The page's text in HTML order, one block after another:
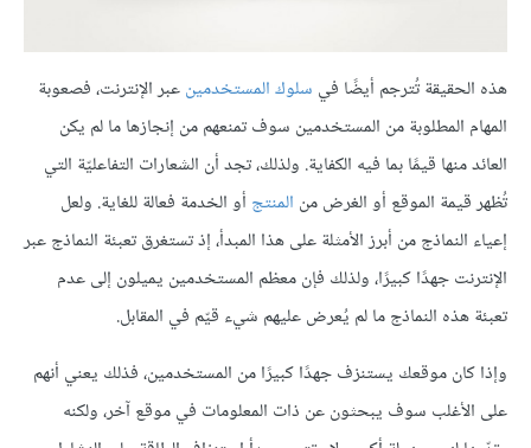
هذه الحقيقة تُترجم أيضًا في سلوك المستخدمينعبر الإنترنت، فصعوبة
المهام المطلوبة من المستخدمين سوف تمنعهم من إنجازها ما لم يكن
العائد منها قيمًا بما فيه الكفاية. ولذلك، تجد أن الشعارات التفاعليّة التي
تُظهر قيمة الموقع أو الغرض من المنتج أو الخدمة فعالة للغاية. ولعل
إعياء النماذج من أبرز الأمثلة على هذا المبدأ، إذ تستغرق تعبئة النماذج عبر
الإنترنت جهدًا كبيرًا، ولذلك فإن معظم المستخدمين يميلون إلى عدم
تعبئة هذه النماذج ما لم يُعرض عليهم شيء قيّم في المقابل.
وإذا كان موقعك يستنزف جهدًا كبيرًا من المستخدمين، فذلك يعني أنهم
على الأغلب سوف يبحثون عن ذات المعلومات في موقع آخر، ولكنه